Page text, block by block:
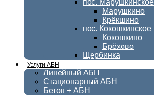
пос. Марушкинское
Марушкино
Крёкшино
пос. Кокошкинское
Кокошкино
Брёхово
Щербинка
Услуги АБН
Линейный АБН
Стационарный АБН
Бетон + АБН